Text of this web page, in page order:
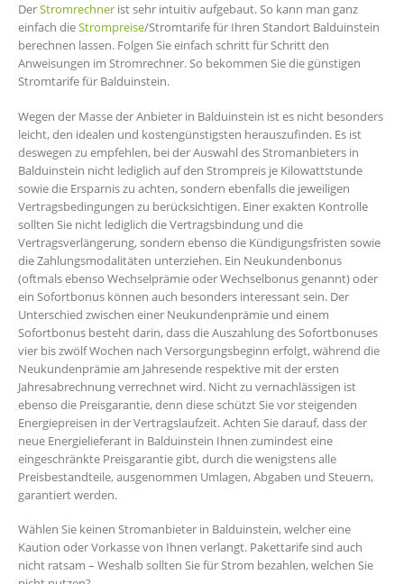
DerStromrechner ist sehr intuitiv aufgebaut. So kann man ganz
einfach dieStrompreise/Stromtarife für Ihren Standort Balduinstein
berechnen lassen. Folgen Sie einfach schritt für Schritt den
Anweisungen im Stromrechner. So bekommen Sie die günstigen
Stromtarife für Balduinstein.
Wegen der Masse der Anbieter in Balduinstein ist es nicht besonders
leicht, den idealen und kostengünstigsten herauszufinden. Es ist
deswegen zu empfehlen, bei der Auswahl des Stromanbieters in
Balduinstein nicht lediglich auf den Strompreis je Kilowattstunde
sowie die Ersparnis zu achten, sondern ebenfalls die jeweiligen
Vertragsbedingungen zu berücksichtigen. Einer exakten Kontrolle
sollten Sie nicht lediglich die Vertragsbindung und die
Vertragsverlängerung, sondern ebenso die Kündigungsfristen sowie
die Zahlungsmodalitäten unterziehen. Ein Neukundenbonus
(oftmals ebenso Wechselprämie oder Wechselbonus genannt) oder
ein Sofortbonus können auch besonders interessant sein. Der
Unterschied zwischen einer Neukundenprämie und einem
Sofortbonus besteht darin, dass die Auszahlung des Sofortbonuses
vier bis zwölf Wochen nach Versorgungsbeginn erfolgt, während die
Neukundenprämie am Jahresende respektive mit der ersten
Jahresabrechnung verrechnet wird. Nicht zu vernachlässigen ist
ebenso die Preisgarantie, denn diese schützt Sie vor steigenden
Energiepreisen in der Vertragslaufzeit. Achten Sie darauf, dass der
neue Energielieferant in Balduinstein Ihnen zumindest eine
eingeschränkte Preisgarantie gibt, durch die wenigstens alle
Preisbestandteile, ausgenommen Umlagen, Abgaben und Steuern,
garantiert werden.
Wählen Sie keinen Stromanbieter in Balduinstein, welcher eine
Kaution oder Vorkasse von Ihnen verlangt. Pakettarife sind auch
nicht ratsam – Weshalb sollten Sie für Strom bezahlen, welchen Sie